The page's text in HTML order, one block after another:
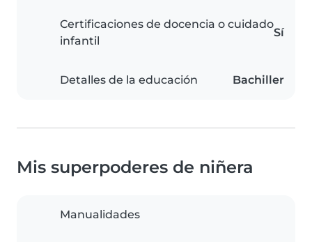
Certificaciones de docencia o cuidado
infantil
Sí
Detalles de la educación Bachiller
Mis superpoderes de niñera
Manualidades